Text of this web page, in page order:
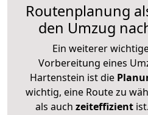
Routenplanung
den Umzug
Ein weiterer
Vorbereitung eines
Hartenstein ist die
wichtig, eine Route zu
als auch zeiteffizient